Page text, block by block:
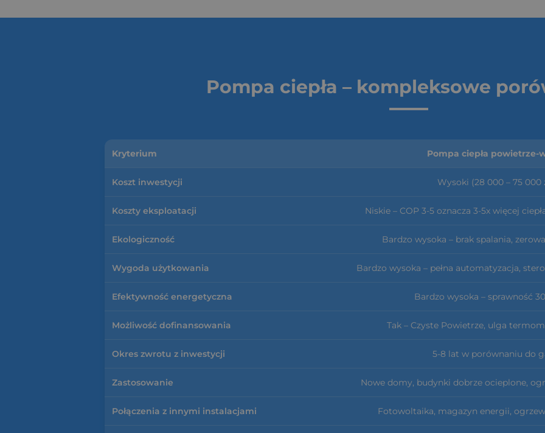
Pompa ciepła – kompleksowe
Kryterium Pompa ciepła powietrze-
Koszt inwestycji Wysoki (28 000 – 75 000
Koszty eksploatacji Niskie – COP 3-5 oznacza 3-5x więcej
Ekologiczność Bardzo wysoka – brak spalania,
Wygoda użytkowania Bardzo wysoka – pełna automatyzacja,
Efektywność energetyczna Bardzo wysoka – sprawność
Możliwość dofinansowania Tak – Czyste Powietrze, ulga
Okres zwrotu z inwestycji 5-8 lat w porównaniu do
Zastosowanie Nowe domy, budynki dobrze ocieplone,
Połączenia z innymi instalacjami Fotowoltaika, magazyn energii,